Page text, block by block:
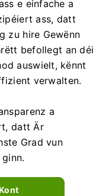
e einfache a
ass, datt
zu hire Gewënn
befollegt an déi
auswielt, kënnt
verwalten.
a
datt Är
Grad vun